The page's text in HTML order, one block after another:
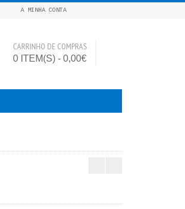
A MINHA CONTA
CARRINHO DE COMPRAS
0 ITEM(S) - 0,00€